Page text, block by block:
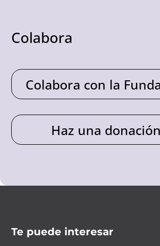
Colabora
Colabora con la
Haz una donación
Te puede interesar